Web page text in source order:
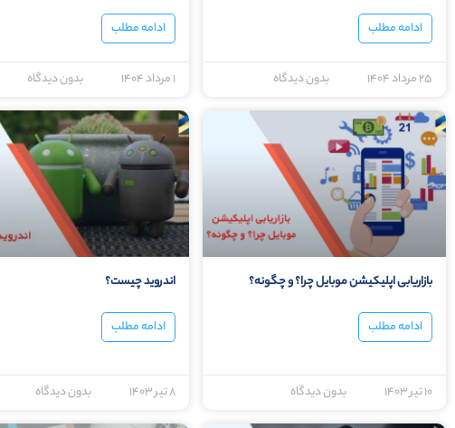
ادامه مطلب
۲۵ مرداد ۱۴۰۴ بدون دیدگاه
ادامه مطلب
۱ مرداد ۱۴۰۴ بدون دیدگاه
بازاریابی اپلیکیشن موبایل چرا؟ و چگونه؟
ادامه مطلب
۱۰ تیر ۱۴۰۳ بدون دیدگاه
اندروید چیست؟
ادامه مطلب
۸ تیر ۱۴۰۳ بدون دیدگاه